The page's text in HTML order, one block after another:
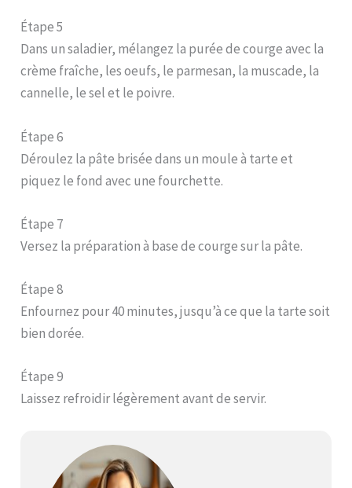
Étape 5
Dans un saladier, mélangez la purée de courge avec la
crème fraîche, les oeufs, le parmesan, la muscade, la
cannelle, le sel et le poivre.
Étape 6
Déroulez la pâte brisée dans un moule à tarte et
piquez le fond avec une fourchette.
Étape 7
Versez la préparation à base de courge sur la pâte.
Étape 8
Enfournez pour 40 minutes, jusqu’à ce que la tarte soit
bien dorée.
Étape 9
Laissez refroidir légèrement avant de servir.